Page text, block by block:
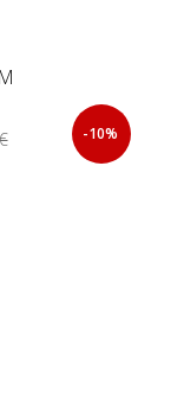
-10%